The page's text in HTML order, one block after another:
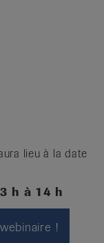
lieu à la date
h à 14 h
!